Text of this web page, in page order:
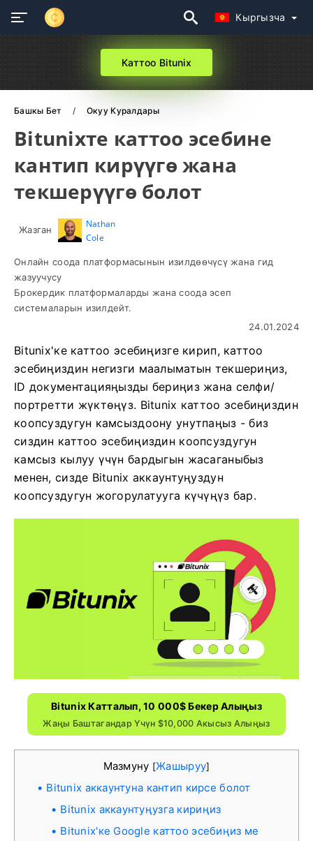
Кыргызча
Каттоо Bitunix
Башкы Бет Окуу Куралдары
Bitunixте каттоо эсебине
кантип кирүүгө жана
текшерүүгө болот
Жазган
Nathan
Cole
Онлайн соода платформасынын изилдөөчүсү жана гид
жазуучусу
Брокердик платформаларды жана соода эсеп
системаларын изилдейт.
24.01.2024
Bitunix'ке каттоо эсебиңизге кирип, каттоо
эсебиңиздин негизги маалыматын текшериңиз,
ID документацияңызды бериңиз жана селфи/
портретти жүктөңүз. Bitunix каттоо эсебиңиздин
коопсуздугун камсыздоону унутпаңыз - биз
сиздин каттоо эсебиңиздин коопсуздугун
камсыз кылуу үчүн бардыгын жасаганыбыз
менен, сизде Bitunix аккаунтуңуздун
коопсуздугун жогорулатууга күчүңүз бар.
Bitunix Катталып, 10 000$ Бекер Алыңыз
Жаңы Баштагандар Үчүн $10,000 Акысыз Алыңыз
Мазмуну [Жашыруу]
Bitunix аккаунтуна кантип кирсе болот
Bitunix аккаунтуңузга кириңиз
Bitunix'ке Google каттоо эсебиңиз ме